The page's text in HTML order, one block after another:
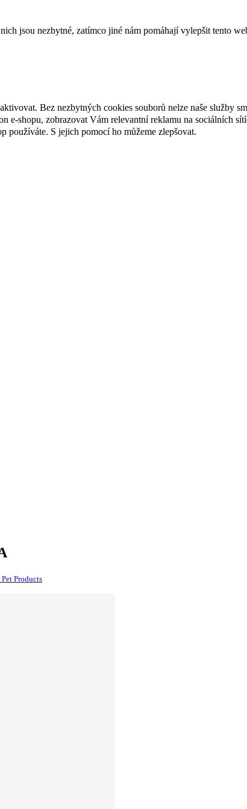
jsou nezbytné, zatímco jiné nám pomáhají vylepšit tento
Bez nezbytných cookies souborů nelze naše služby
e-shopu, zobrazovat Vám relevantní reklamu na sociálních
používáte. S jejich pomocí ho můžeme zlepšovat.
Products